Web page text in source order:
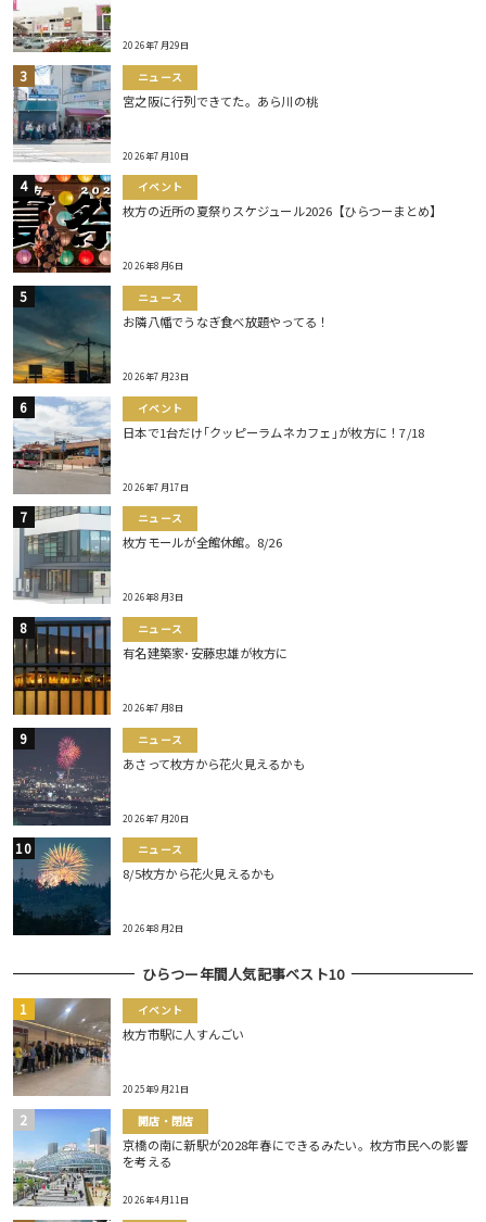
2026年7月29日
ニュース
宮之阪に行列できてた。あら川の桃
2026年7月10日
イベント
枚方の近所の夏祭りスケジュール2026【ひらつーまとめ】
2026年8月6日
ニュース
お隣八幡でうなぎ食べ放題やってる！
2026年7月23日
イベント
日本で1台だけ｢クッピーラムネカフェ｣が枚方に！7/18
2026年7月17日
ニュース
枚方モールが全館休館。8/26
2026年8月3日
ニュース
有名建築家･安藤忠雄が枚方に
2026年7月8日
ニュース
あさって枚方から花火見えるかも
2026年7月20日
ニュース
8/5枚方から花火見えるかも
2026年8月2日
ひらつー年間人気記事ベスト10
イベント
枚方市駅に人すんごい
2025年9月21日
開店・閉店
京橋の南に新駅が2028年春にできるみたい。枚方市民への影響
を考える
2026年4月11日